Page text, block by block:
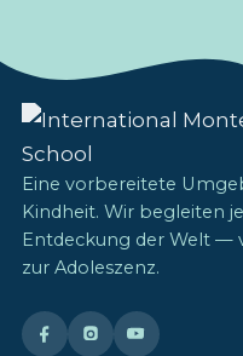
Eine vorbereitete
Kindheit. Wir begleiten
Entdeckung der Welt —
zur Adoleszenz.